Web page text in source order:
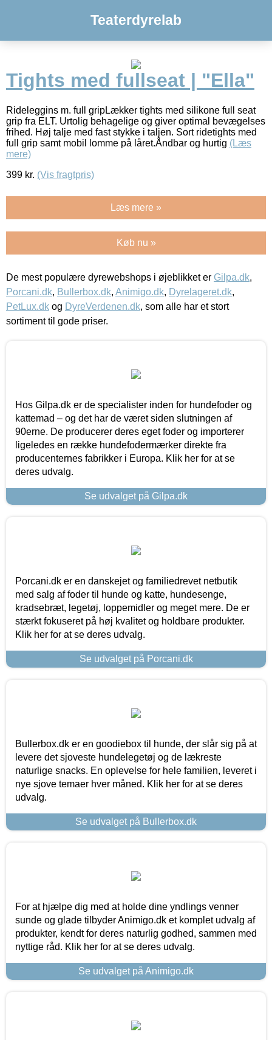
Teaterdyrelab
Tights med fullseat | "Ella"
Rideleggins m. full gripLækker tights med silikone full seat
grip fra ELT. Urtolig behagelige og giver optimal bevægelses
frihed. Høj talje med fast stykke i taljen. Sort ridetights med
full grip samt mobil lomme på låret.Åndbar og hurtig (Læs
mere)
399 kr. (Vis fragtpris)
Læs mere »
Køb nu »
De mest populære dyrewebshops i øjeblikket er Gilpa.dk,
Porcani.dk, Bullerbox.dk, Animigo.dk, Dyrelageret.dk,
PetLux.dk og DyreVerdenen.dk, som alle har et stort
sortiment til gode priser.
Hos Gilpa.dk er de specialister inden for hundefoder og
kattemad – og det har de været siden slutningen af
90erne. De producerer deres eget foder og importerer
ligeledes en række hundefodermærker direkte fra
producenternes fabrikker i Europa. Klik her for at se
deres udvalg.
Se udvalget på Gilpa.dk
Porcani.dk er en danskejet og familiedrevet netbutik
med salg af foder til hunde og katte, hundesenge,
kradsebræt, legetøj, loppemidler og meget mere. De er
stærkt fokuseret på høj kvalitet og holdbare produkter.
Klik her for at se deres udvalg.
Se udvalget på Porcani.dk
Bullerbox.dk er en goodiebox til hunde, der slår sig på at
levere det sjoveste hundelegetøj og de lækreste
naturlige snacks. En oplevelse for hele familien, leveret i
nye sjove temaer hver måned. Klik her for at se deres
udvalg.
Se udvalget på Bullerbox.dk
For at hjælpe dig med at holde dine yndlings venner
sunde og glade tilbyder Animigo.dk et komplet udvalg af
produkter, kendt for deres naturlig godhed, sammen med
nyttige råd. Klik her for at se deres udvalg.
Se udvalget på Animigo.dk